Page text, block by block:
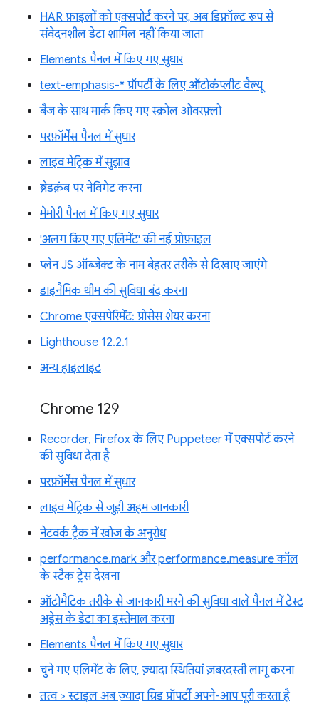
HAR फ़ाइलों को एक्सपोर्ट करने पर, अब डिफ़ॉल्ट रूप से
संवेदनशील डेटा शामिल नहीं किया जाता
Elements पैनल में किए गए सुधार
text-emphasis-* प्रॉपर्टी के लिए ऑटोकंप्लीट वैल्यू
बैज के साथ मार्क किए गए स्क्रोल ओवरफ़्लो
परफ़ॉर्मेंस पैनल में सुधार
लाइव मेट्रिक में सुझाव
ब्रेडक्रंब पर नेविगेट करना
मेमोरी पैनल में किए गए सुधार
'अलग किए गए एलिमेंट' की नई प्रोफ़ाइल
प्लेन JS ऑब्जेक्ट के नाम बेहतर तरीके से दिखाए जाएंगे
डाइनैमिक थीम की सुविधा बंद करना
Chrome एक्सपेरिमेंट: प्रोसेस शेयर करना
Lighthouse 12.2.1
अन्य हाइलाइट
Chrome 129
Recorder, Firefox के लिए Puppeteer में एक्सपोर्ट करने
की सुविधा देता है
परफ़ॉर्मेंस पैनल में सुधार
लाइव मेट्रिक से जुड़ी अहम जानकारी
नेटवर्क ट्रैक में खोज के अनुरोध
performance.mark और performance.measure कॉल
के स्टैक ट्रेस देखना
ऑटोमैटिक तरीके से जानकारी भरने की सुविधा वाले पैनल में टेस्ट
अड्रेस के डेटा का इस्तेमाल करना
Elements पैनल में किए गए सुधार
चुने गए एलिमेंट के लिए, ज़्यादा स्थितियां ज़बरदस्ती लागू करना
तत्व > स्टाइल अब ज़्यादा ग्रिड प्रॉपर्टी अपने-आप पूरी करता है